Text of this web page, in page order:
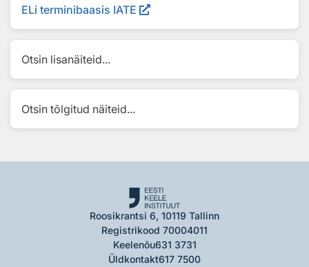
ELi terminibaasis IATE
Otsin lisanäiteid...
Otsin tõlgitud näiteid...
Roosikrantsi 6, 10119 Tallinn
Registrikood 70004011
Keelenõu631 3731
Üldkontakt617 7500